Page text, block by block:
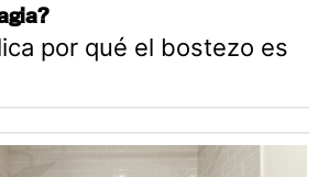
por qué el bostezo es